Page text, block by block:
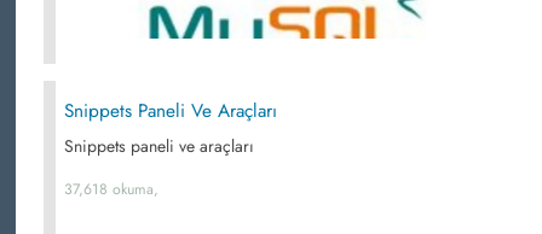
Snippets Paneli Ve Araçları
Snippets paneli ve araçları
37,618 okuma,